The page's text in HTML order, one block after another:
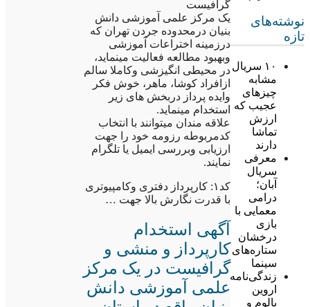
نوشته‌های
تازه
۱۰ سریال
مشابه
چیزهای
عجیب که
ارزش
تماشا
دارند
معرفی
سریال
آبان؛
درامی
معمایی با
بازی
درخشان
ستاره‌های
سینما
زندگی‌نامه
اروین
یالوم و
گرافیست
یک مرکز علمی آموزشی دانش
بنیان درمحدوده جردن تهران که
درزمینه اختراعات آموزشی
وبهبود مطالعه فعالیت مینماید،
در محیطی انگیزشی وکاملا سالم
ازافراد کوشا، ماهر، خوش فکر
وایده پرداز دربخش های زیر
استخدام مینماید.
علاقه مندان میتوانند با انتخاب
کدمربوطه رزومه خود را جهت
ارزیابی وبررسی ایمیل یا تلگرام
نمایند.
کد۱: کارپرداز دفتری وکامپیوتری
با قدرت نگارش بالا جهت …
آگهی استخدام
کارپرداز و منشی و
گرافیست در یک مرکز
علمی آموزشی دانش